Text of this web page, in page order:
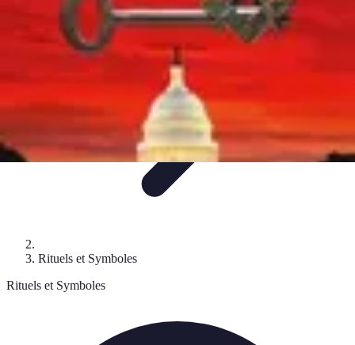
Rituels et Symboles
Rituels et Symboles